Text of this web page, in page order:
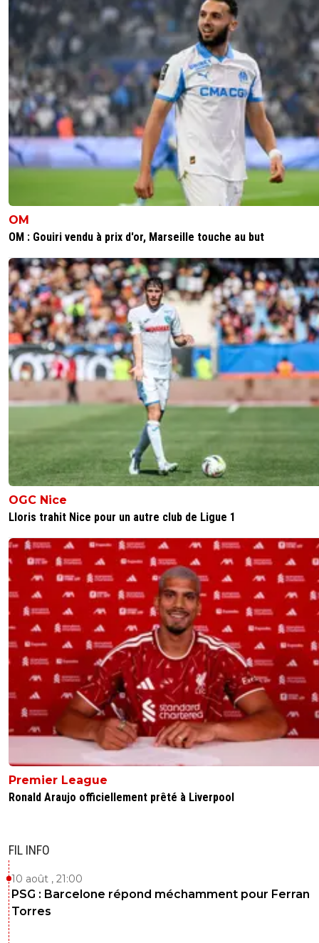
OM
OM : Gouiri vendu à prix d'or, Marseille touche au but
OGC Nice
Lloris trahit Nice pour un autre club de Ligue 1
Premier League
Ronald Araujo officiellement prêté à Liverpool
FIL INFO
10 août , 21:00
PSG : Barcelone répond méchamment pour Ferran
Torres